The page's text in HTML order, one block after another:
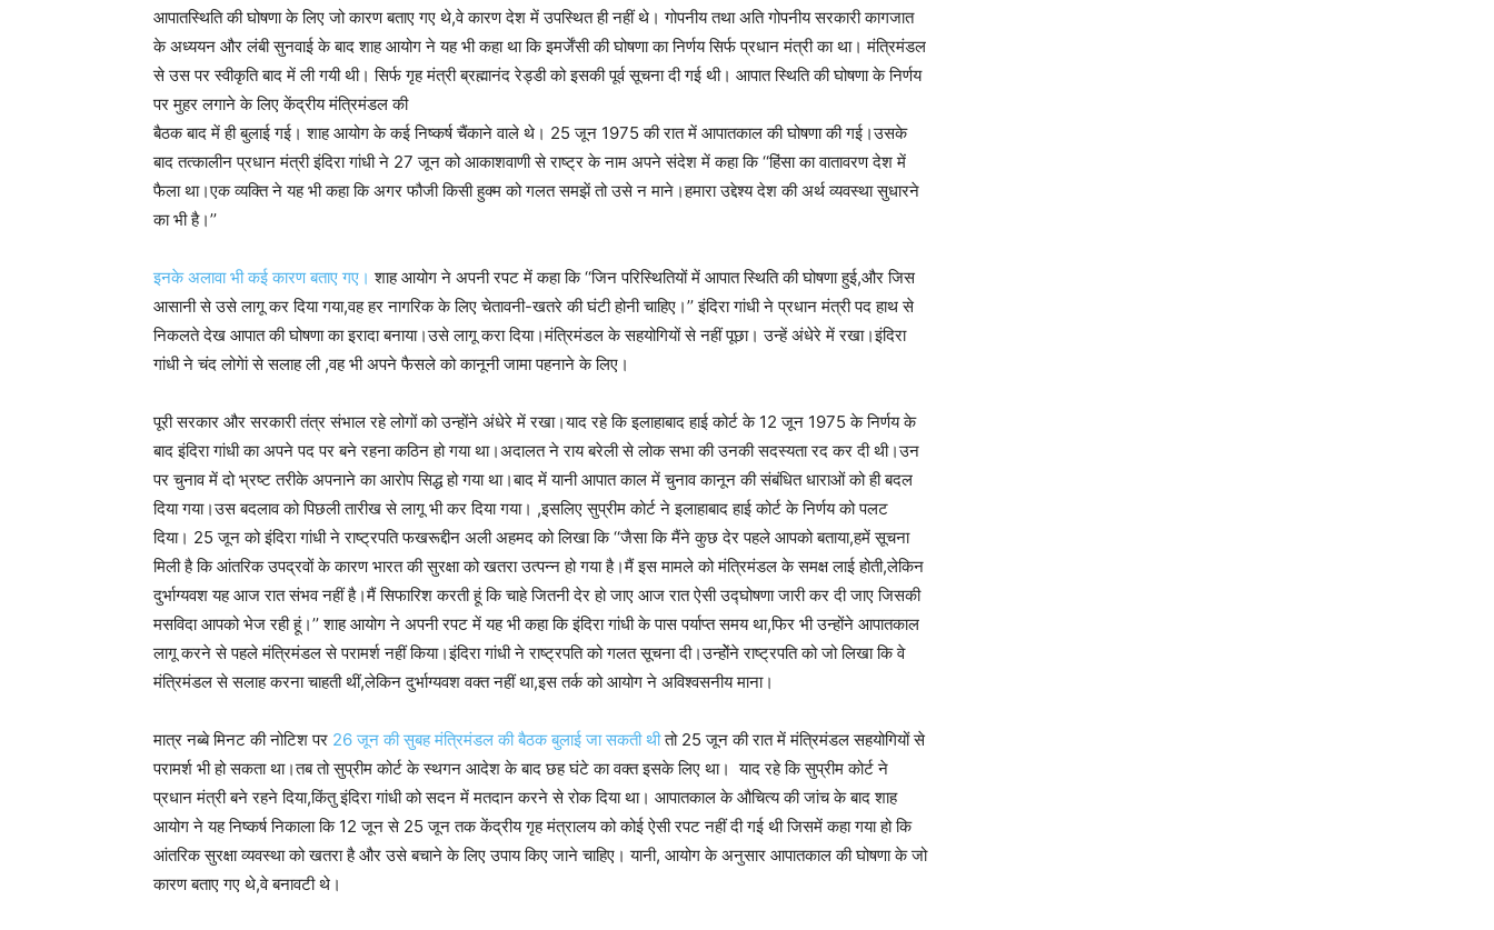
आपातस्थिति की घोषणा के लिए जो कारण बताए गए थे,वे कारण देश में उपस्थित ही नहीं थे। गोपनीय तथा अति गोपनीय सरकारी कागजात
के अध्ययन और लंबी सुनवाई के बाद शाह आयोग ने यह भी कहा था कि इमर्जेंसी की घोषणा का निर्णय सिर्फ प्रधान मंत्री का था। मंत्रिमंडल
से उस पर स्वीकृति बाद में ली गयी थी। सिर्फ गृह मंत्री ब्रह्मानंद रेड्डी को इसकी पूर्व सूचना दी गई थी। आपात स्थिति की घोषणा के निर्णय
पर मुहर लगाने के लिए केंद्रीय मंत्रिमंडल की
बैठक बाद में ही बुलाई गई। शाह आयोग के कई निष्कर्ष चैंकाने वाले थे। 25 जून 1975 की रात में आपातकाल की घोषणा की गई।उसके
बाद तत्कालीन प्रधान मंत्री इंदिरा गांधी ने 27 जून को आकाशवाणी से राष्ट्र के नाम अपने संदेश में कहा कि ‘‘हिंसा का वातावरण देश में
फैला था।एक व्यक्ति ने यह भी कहा कि अगर फौजी किसी हुक्म को गलत समझें तो उसे न माने।हमारा उद्देश्य देश की अर्थ व्यवस्था सुधारने
का भी है।’’
इनके अलावा भी कई कारण बताए गए। शाह आयोग ने अपनी रपट में कहा कि ‘‘जिन परिस्थितियों में आपात स्थिति की घोषणा हुई,और जिस
आसानी से उसे लागू कर दिया गया,वह हर नागरिक के लिए चेतावनी-खतरे की घंटी होनी चाहिए।’’ इंदिरा गांधी ने प्रधान मंत्री पद हाथ से
निकलते देख आपात की घोषणा का इरादा बनाया।उसे लागू करा दिया।मंत्रिमंडल के सहयोगियों से नहीं पूछा। उन्हें अंधेरे में रखा।इंदिरा
गांधी ने चंद लोगेां से सलाह ली ,वह भी अपने फैसले को कानूनी जामा पहनाने के लिए।
पूरी सरकार और सरकारी तंत्र संभाल रहे लोगों को उन्होंने अंधेरे में रखा।याद रहे कि इलाहाबाद हाई कोर्ट के 12 जून 1975 के निर्णय के
बाद इंदिरा गांधी का अपने पद पर बने रहना कठिन हो गया था।अदालत ने राय बरेली से लोक सभा की उनकी सदस्यता रद कर दी थी।उन
पर चुनाव में दो भ्रष्ट तरीके अपनाने का आरोप सिद्ध हो गया था।बाद में यानी आपात काल में चुनाव कानून की संबंधित धाराओं को ही बदल
दिया गया।उस बदलाव को पिछली तारीख से लागू भी कर दिया गया। ,इसलिए सुप्रीम कोर्ट ने इलाहाबाद हाई कोर्ट के निर्णय को पलट
दिया। 25 जून को इंदिरा गांधी ने राष्ट्रपति फखरूद्दीन अली अहमद को लिखा कि ‘‘जैसा कि मैंने कुछ देर पहले आपको बताया,हमें सूचना
मिली है कि आंतरिक उपद्रवों के कारण भारत की सुरक्षा को खतरा उत्पन्न हो गया है।मैं इस मामले को मंत्रिमंडल के समक्ष लाई होती,लेकिन
दुर्भाग्यवश यह आज रात संभव नहीं है।मैं सिफारिश करती हूं कि चाहे जितनी देर हो जाए आज रात ऐसी उद्घोषणा जारी कर दी जाए जिसकी
मसविदा आपको भेज रही हूं।’’ शाह आयोग ने अपनी रपट में यह भी कहा कि इंदिरा गांधी के पास पर्याप्त समय था,फिर भी उन्होंने आपातकाल
लागू करने से पहले मंत्रिमंडल से परामर्श नहीं किया।इंदिरा गांधी ने राष्ट्रपति को गलत सूचना दी।उन्होेंने राष्ट्रपति को जो लिखा कि वे
मंत्रिमंडल से सलाह करना चाहती थीं,लेकिन दुर्भाग्यवश वक्त नहीं था,इस तर्क को आयोग ने अविश्वसनीय माना।
मात्र नब्बे मिनट की नोटिश पर 26 जून की सुबह मंत्रिमंडल की बैठक बुलाई जा सकती थीतो 25 जून की रात में मंत्रिमंडल सहयोगियों से
परामर्श भी हो सकता था।तब तो सुप्रीम कोर्ट के स्थगन आदेश के बाद छह घंटे का वक्त इसके लिए था। याद रहे कि सुप्रीम कोर्ट ने
प्रधान मंत्री बने रहने दिया,किंतु इंदिरा गांधी को सदन में मतदान करने से रोक दिया था। आपातकाल के औचित्य की जांच के बाद शाह
आयोग ने यह निष्कर्ष निकाला कि 12 जून से 25 जून तक केंद्रीय गृह मंत्रालय को कोई ऐसी रपट नहीं दी गई थी जिसमें कहा गया हो कि
आंतरिक सुरक्षा व्यवस्था को खतरा है और उसे बचाने के लिए उपाय किए जाने चाहिए। यानी, आयोग के अनुसार आपातकाल की घोषणा के जो
कारण बताए गए थे,वे बनावटी थे।